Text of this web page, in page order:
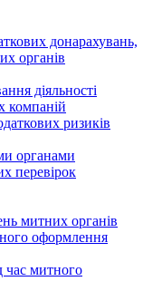
донарахувань,
органів
діяльності
компаній
ризиків
органами
перевірок
митних органів
оформлення
час митного